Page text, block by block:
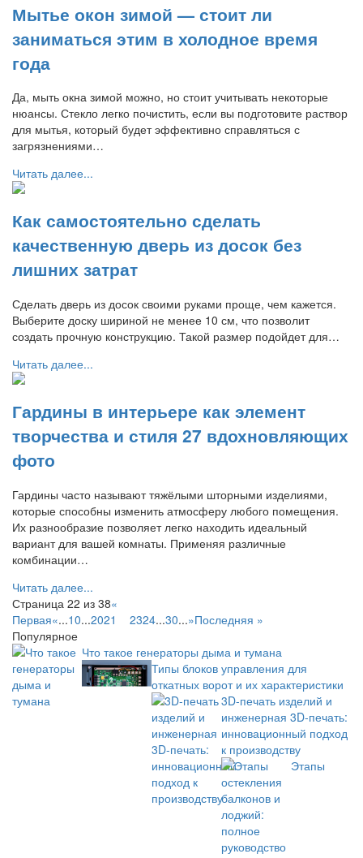
Мытье окон зимой — стоит ли
заниматься этим в холодное время
года
Да, мыть окна зимой можно, но стоит учитывать некоторые
нюансы. Стекло легко почистить, если вы подготовите раствор
для мытья, который будет эффективно справляться с
загрязнениями…
Читать далее...
Как самостоятельно сделать
качественную дверь из досок без
лишних затрат
Сделать дверь из досок своими руками проще, чем кажется.
Выберите доску шириной не менее 10 см, что позволит
создать прочную конструкцию. Такой размер подойдет для…
Читать далее...
Гардины в интерьере как элемент
творчества и стиля 27 вдохновляющих
фото
Гардины часто называют тяжёлыми шторными изделиями,
которые способны изменить атмосферу любого помещения.
Их разнообразие позволяет легко находить идеальный
вариант для вашей комнаты. Применяя различные
комбинации…
Читать далее...
Страница 22 из 38«
Первая«...10...2021 2324...30...»Последняя »
Популярное
Что такое генераторы дыма и тумана
Типы блоков управления для
откатных ворот и их характеристики
3D-печать изделий и
инженерная 3D-печать:
инновационный подход
к производству
Этапы